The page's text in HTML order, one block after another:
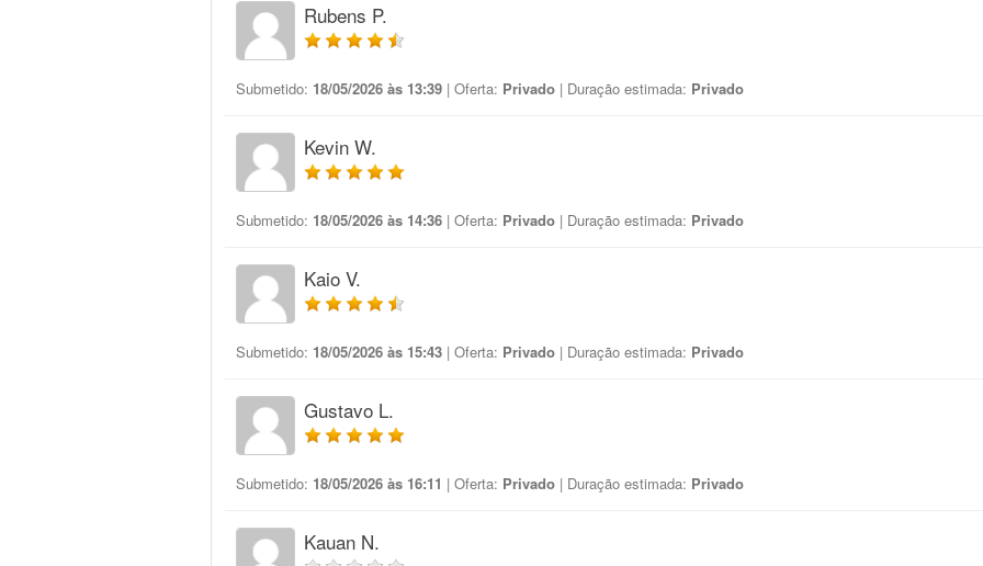
Rubens P.
Submetido: 18/05/2026 às 13:39 | Oferta: Privado | Duração estimada: Privado
Kevin W.
Submetido: 18/05/2026 às 14:36 | Oferta: Privado | Duração estimada: Privado
Kaio V.
Submetido: 18/05/2026 às 15:43 | Oferta: Privado | Duração estimada: Privado
Gustavo L.
Submetido: 18/05/2026 às 16:11 | Oferta: Privado | Duração estimada: Privado
Kauan N.